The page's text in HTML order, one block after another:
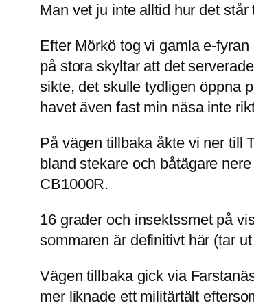
Man vet ju inte alltid hur det
Efter Mörkö tog vi gamla e-
på stora skyltar att det
sikte, det skulle tydligen öppna
havet även fast min näsa inte
På vägen tillbaka åkte vi ner till
bland stekare och båtägare
CB1000R.
16 grader och insektssmet på
sommaren är definitivt här (tar
Vägen tillbaka gick via
mer liknade ett militärtält